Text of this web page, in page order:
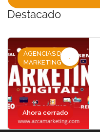
Ahora cerrado